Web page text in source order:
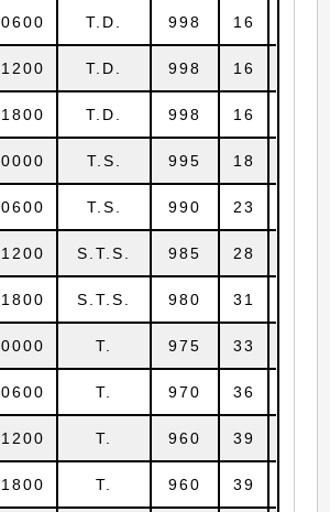
0600 T.D. 998 16
1200 T.D. 998 16
1800 T.D. 998 16
0000 T.S. 995 18
0600 T.S. 990 23
1200 S.T.S. 985 28
1800 S.T.S. 980 31
0000 T. 975 33
0600 T. 970 36
1200 T. 960 39
1800 T. 960 39